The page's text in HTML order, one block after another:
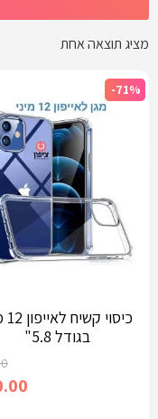
מציג תוצאה אחת
-71%
בגודל 5.8"